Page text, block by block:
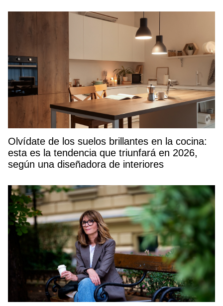
Olvídate de los suelos brillantes en la cocina:
esta es la tendencia que triunfará en 2026,
según una diseñadora de interiores